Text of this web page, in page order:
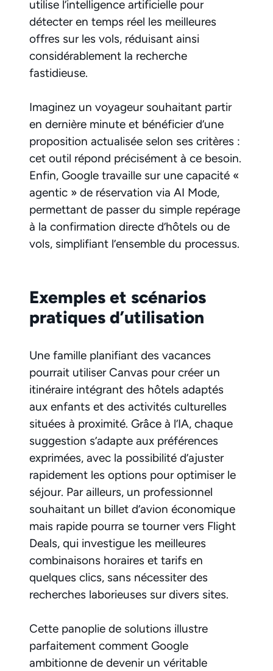
utilise l’intelligence artificielle pour
détecter en temps réel les meilleures
offres sur les vols, réduisant ainsi
considérablement la recherche
fastidieuse.
Imaginez un voyageur souhaitant partir
en dernière minute et bénéficier d’une
proposition actualisée selon ses critères :
cet outil répond précisément à ce besoin.
Enfin, Google travaille sur une capacité «
agentic » de réservation via AI Mode,
permettant de passer du simple repérage
à la confirmation directe d’hôtels ou de
vols, simplifiant l’ensemble du processus.
Exemples et scénarios
pratiques d’utilisation
Une famille planifiant des vacances
pourrait utiliser Canvas pour créer un
itinéraire intégrant des hôtels adaptés
aux enfants et des activités culturelles
situées à proximité. Grâce à l’IA, chaque
suggestion s’adapte aux préférences
exprimées, avec la possibilité d’ajuster
rapidement les options pour optimiser le
séjour. Par ailleurs, un professionnel
souhaitant un billet d’avion économique
mais rapide pourra se tourner vers Flight
Deals, qui investigue les meilleures
combinaisons horaires et tarifs en
quelques clics, sans nécessiter des
recherches laborieuses sur divers sites.
Cette panoplie de solutions illustre
parfaitement comment Google
ambitionne de devenir un véritable